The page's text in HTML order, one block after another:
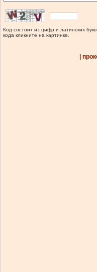
Код состоит из цифр и латинских
кода кликните на картинке.
|